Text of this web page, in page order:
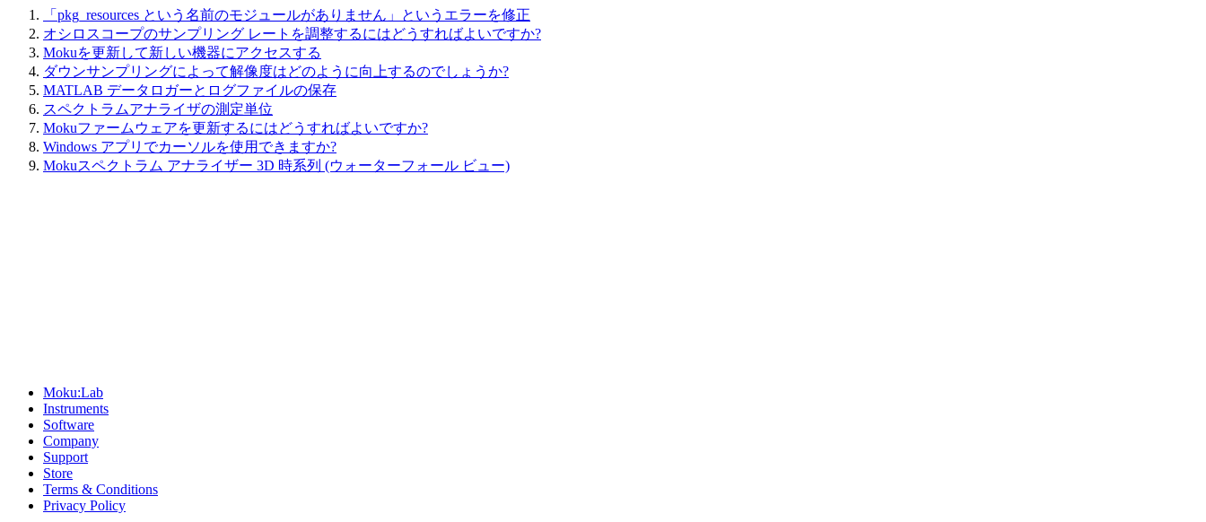
「pkg_resources という名前のモジュールがありません」というエラーを修正
オシロスコープのサンプリング レートを調整するにはどうすればよいですか?
Mokuを更新して新しい機器にアクセスする
ダウンサンプリングによって解像度はどのように向上するのでしょうか?
MATLAB データロガーとログファイルの保存
スペクトラムアナライザの測定単位
Mokuファームウェアを更新するにはどうすればよいですか?
Windows アプリでカーソルを使用できますか?
Mokuスペクトラム アナライザー 3D 時系列 (ウォーターフォール ビュー)
Moku:Lab
Instruments
Software
Company
Support
Store
Terms & Conditions
Privacy Policy